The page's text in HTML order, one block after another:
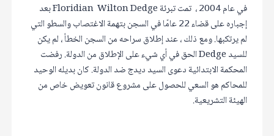
في عام 2004 ، تمت تبرئة Floridian Wilton Dedge بعد
إجباره على قضاء 22 عامًا في السجن بتهمة الاغتصاب والسطو التي
لم يرتكبها. ومع ذلك ، عند إطلاق سراحه من السجن الخطأ ، لم يكن
للسيد Dedge الحق في أي شيء على الإطلاق من الدولة. رفضت
المحكمة الابتدائية دعوى السيد ديدج ضد الدولة. كان بديله الوحيد
للمحاكم هو السعي للحصول على مشروع قانون تعويض خاص من
الهيئة التشريعية.